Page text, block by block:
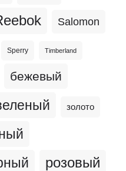
Salomon
Sperry Timberland
бежевый
золото
розовый